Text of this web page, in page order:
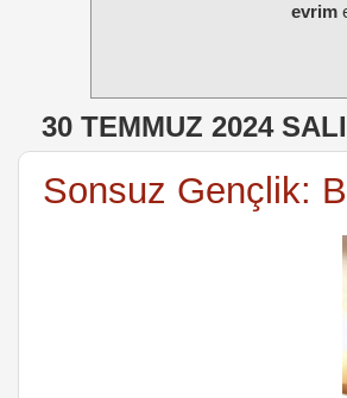
evrim
30 TEMMUZ 2024 SALI
Sonsuz Gençlik: